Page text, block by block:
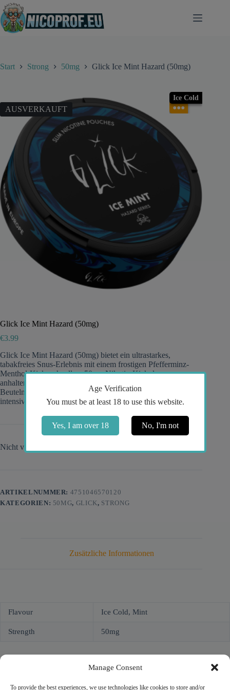
Manage Consent
To provide the best experiences, we use technologies like cookies to store and/or
Zum
Inhalt
springen
Start Strong 50mg Glick Ice Mint Hazard (50mg)
AUSVERKAUFT
Ice Cold
●●●
Glick Ice Mint Hazard (50mg)
€3.99
Glick Ice Mint Hazard (50mg) bietet ein ultrastarkes,
tabakfreies Snus-Erlebnis mit einem frostigen Pfefferminz-
Menthol-Kick, schnellem 50mg-Nikotin-Kick, lang
anhaltendem Geschmack und diskreten, tropffreien Slim-
Beuteln – perfekt für erfahrene Konsumenten, die Glicks
intensivsten Eis-Minz-Nikotin-Beutel suchen.
Nicht vorrätig
ARTIKELNUMMER: 4751046570120
KATEGORIEN: 50MG, GLICK, STRONG
Zusätzliche Informationen
Flavour Ice Cold, Mint
Strength 50mg
Age Verification
You must be at least 18 to use this website.
Yes, I am over 18 No, I'm not